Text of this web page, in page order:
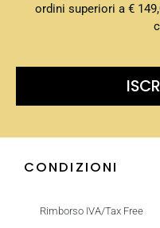
ordini superiori a €
CONDIZIONI
Rimborso IVA/Tax Free